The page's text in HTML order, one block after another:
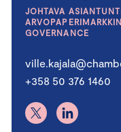
JOHTAVA
GOVERNANCE
+358 50 376 1460